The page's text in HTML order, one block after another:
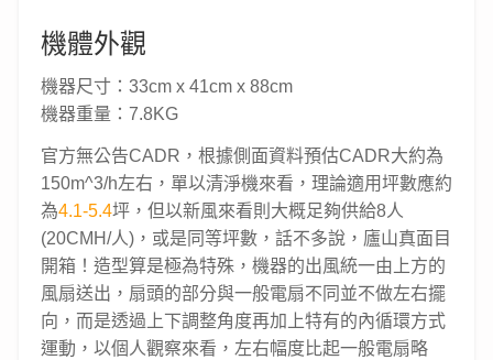
機體外觀
機器尺寸：33cm x 41cm x 88cm
機器重量：7.8KG
官方無公告CADR，根據側面資料預估CADR大約為
150m^3/h左右，單以清淨機來看，理論適用坪數應約
為4.1-5.4坪，但以新風來看則大概足夠供給8人
(20CMH/人)，或是同等坪數，話不多說，廬山真面目
開箱！造型算是極為特殊，機器的出風統一由上方的
風扇送出，扇頭的部分與一般電扇不同並不做左右擺
向，而是透過上下調整角度再加上特有的內循環方式
運動，以個人觀察來看，左右幅度比起一般電扇略